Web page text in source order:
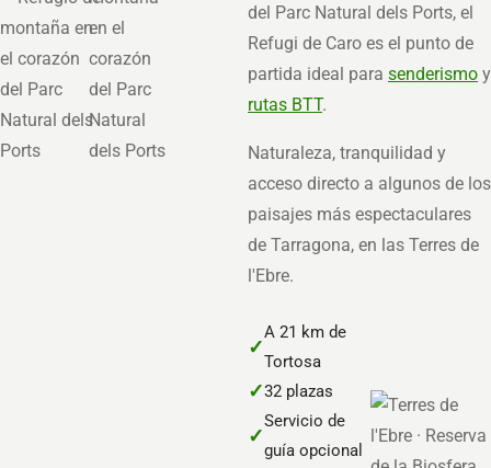
del Parc Natural dels Ports, el
Refugi de Caro es el punto de
partida ideal para senderismo y
rutas BTT.
Naturaleza, tranquilidad y
acceso directo a algunos de los
paisajes más espectaculares
de Tarragona, en las Terres de
l'Ebre.
✓
A 21 km de
Tortosa
✓32 plazas
✓
Servicio de
guía opcional